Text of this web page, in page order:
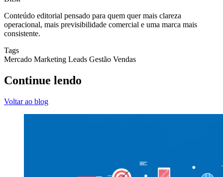
Conteúdo editorial pensado para quem quer mais clareza
operacional, mais previsibilidade comercial e uma marca mais
consistente.
Tags
Mercado Marketing Leads Gestão Vendas
Continue lendo
Voltar ao blog